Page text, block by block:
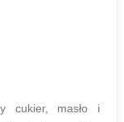
cukier, masło i